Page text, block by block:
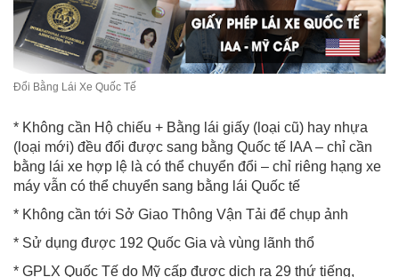
Đổi Bằng Lái Xe Quốc Tế
* Không cần Hộ chiếu + Bằng lái giấy (loại cũ) hay nhựa
(loại mới) đều đổi được sang bằng Quốc tế IAA – chỉ cần
bằng lái xe hợp lệ là có thể chuyển đổi – chỉ riêng hạng xe
máy vẫn có thể chuyển sang bằng lái Quốc tế
* Không cần tới Sở Giao Thông Vận Tải để chụp ảnh
* Sử dụng được 192 Quốc Gia và vùng lãnh thổ
* GPLX Quốc Tế do Mỹ cấp được dịch ra 29 thứ tiếng,